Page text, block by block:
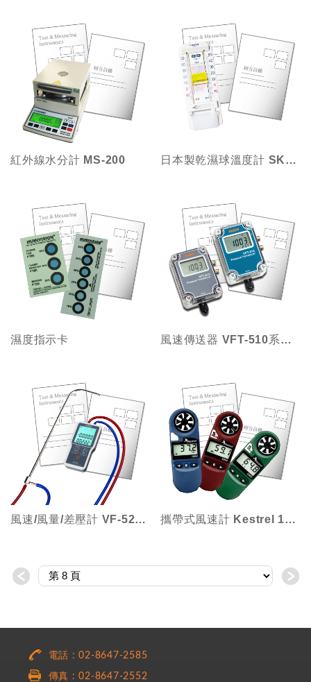
紅外線水分計 MS-200 日本製乾濕球溫度計 SKsato SK-1
濕度指示卡 風速傳送器 VFT-510系列(差壓型)
風速/風量/差壓計 VF-5200系列 攜帶式風速計 Kestrel 1000 系列
＜ ＞
電話 : 02-8647-2585
傳真 : 02-8647-2552